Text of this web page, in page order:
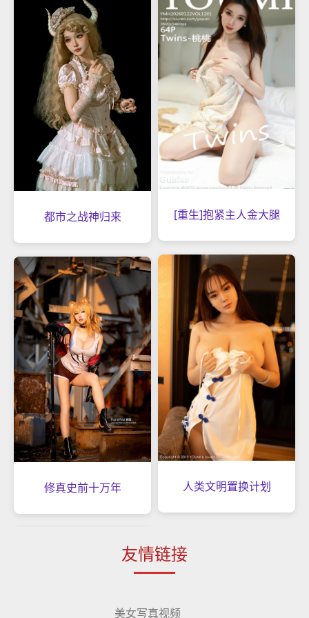
都市之战神归来
修真史前十万年
[重生]抱紧主人金大腿
人类文明置换计划
友情链接
美女写真视频